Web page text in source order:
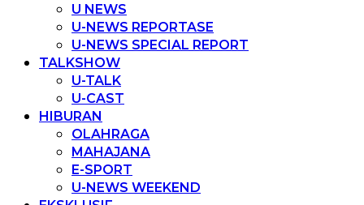
U NEWS
U-NEWS REPORTASE
U-NEWS SPECIAL REPORT
TALKSHOW
U-TALK
U-CAST
HIBURAN
OLAHRAGA
MAHAJANA
E-SPORT
U-NEWS WEEKEND